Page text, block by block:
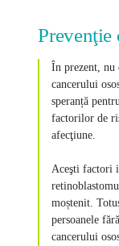
Prevenţie
În prezent, nu
cancerului
speranță
factorilor de
afecţiune.
Aceşti factori
moștenit.
persoanele
cancerului